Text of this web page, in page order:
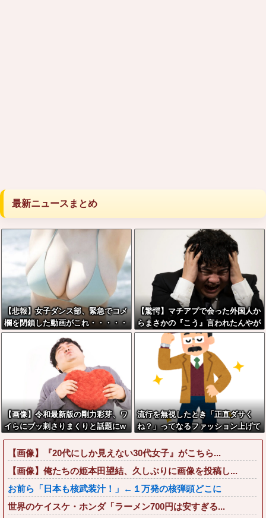
最新ニュースまとめ
【悲報】女子ダンス部、緊急でコメ
欄を閉鎖した動画がこれ・・・・・
【驚愕】マチアプで会った外国人か
らまさかの『こう』言われたんやが
これワイ詰みか？？？？？？？
【画像】令和最新版の剛力彩芽、ワ
イらにブッ刺さりまくりと話題にw
w w w w w w w w w w w w
流行を無視したとき「正直ダサく
ね？」ってなるファッション上げて
け
【画像】『20代にしか見えない30代女子』がこちら...
【画像】俺たちの姫本田望結、久しぶりに画像を投稿し...
お前ら「日本も核武装汁！」←１万発の核弾頭どこに
世界のケイスケ・ホンダ「ラーメン700円は安すぎる...